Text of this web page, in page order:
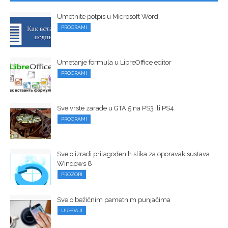
Umetnite potpis u Microsoft Word
PROGRAMI
Umetanje formula u LibreOffice editor
PROGRAMI
Sve vrste zarade u GTA 5 na PS3 ili PS4
PROGRAMI
Sve o izradi prilagođenih slika za oporavak sustava
Windows 8
PROZORI
Sve o bežičnim pametnim punjačima
UREĐAJI